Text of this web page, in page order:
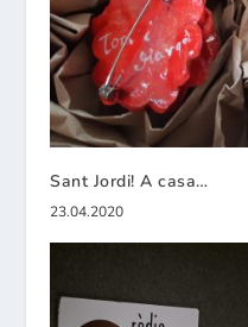
Sant Jordi! A casa…
23.04.2020